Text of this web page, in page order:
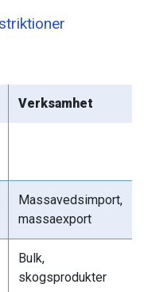
Verksamhet
Massavedsimport,
massaexport
Bulk,
skogsprodukter